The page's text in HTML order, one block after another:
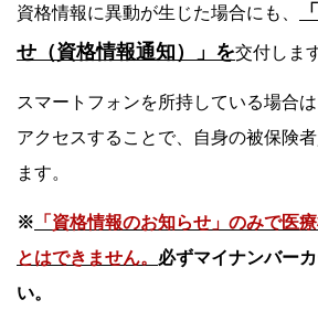
資格情報に異動が生じた場合にも、
せ（資格情報通知）」を交付しま
スマートフォンを所持している場合
アクセスすることで、自身の被保険
ます。
※ 「資格情報のお知らせ」のみで医
とはできません。 必ずマイナンバー
い。